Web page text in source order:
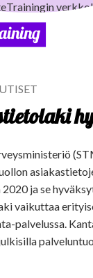
2020 ja se
vaikuttaa
palvelussa.